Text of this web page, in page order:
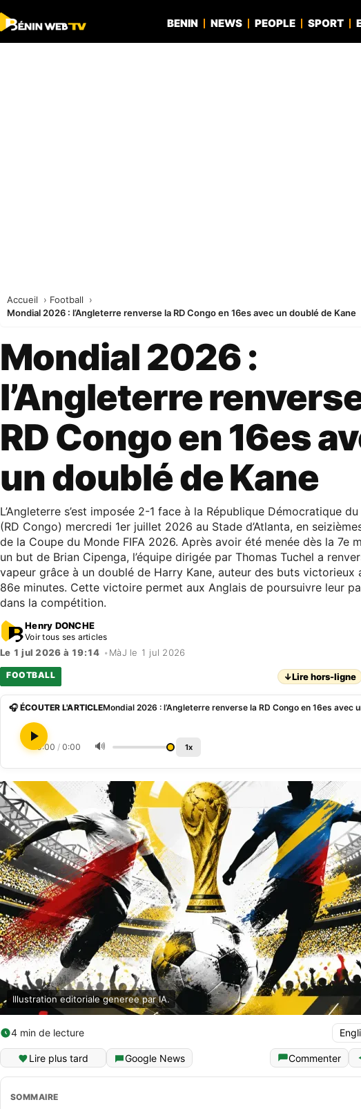
BENIN NEWS PEOPLE SPORT
Accueil
Football
Mondial 2026 : l’Angleterre renverse la RD Congo en 16es avec un doublé de Kane
Mondial 2026 :
l’Angleterre
RD Congo en 16es
un doublé de Kane
L’Angleterre s’est imposée 2-1 face à la République Démocratique
(RD Congo) mercredi 1er juillet 2026 au Stade d’Atlanta, en
de la Coupe du Monde FIFA 2026. Après avoir été menée dès la 7e
un but de Brian Cipenga, l’équipe dirigée par Thomas Tuchel a
vapeur grâce à un doublé de Harry Kane, auteur des buts victorieux
86e minutes. Cette victoire permet aux Anglais de poursuivre leur
dans la compétition.
Henry DONCHE
Voir tous ses articles
Le 1 jul 2026 à 19:14 • MàJ le 1 jul 2026
FOOTBALL ↓Lire hors-ligne
🎧 ÉCOUTER L'ARTICLE
0:00 / 0:00 🔊 1x
Illustration editoriale generee par IA.
4 min de lecture
Lire plus tard Google News Commenter
SOMMAIRE